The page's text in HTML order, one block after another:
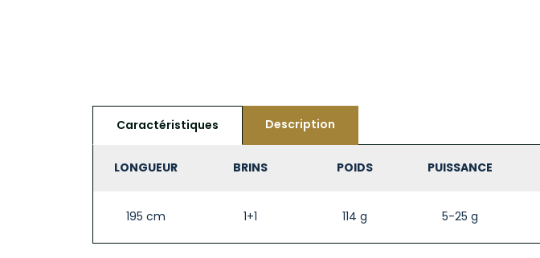
Caractéristiques Description
LONGUEUR BRINS POIDS PUISSANCE
195 cm 1+1 114 g 5-25 g